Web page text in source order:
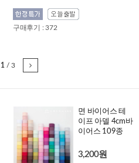
구매후기 : 372
1 / 3
면 바이어스 테
이프 아델 4cm바
이어스 109종
3,200원